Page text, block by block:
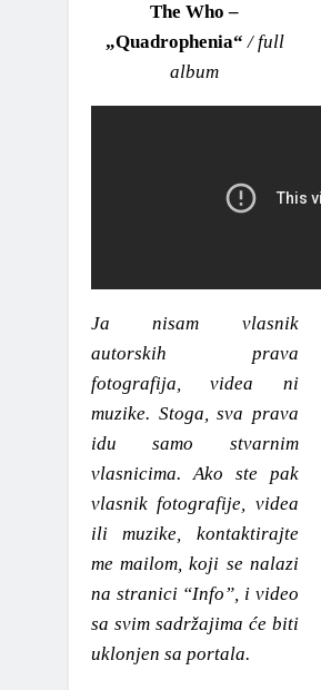
The Who –
„Quadrophenia“/ full
album
Ja nisam vlasnik
autorskih prava
fotografija, videa ni
muzike. Stoga, sva prava
idu samo stvarnim
vlasnicima. Ako ste pak
vlasnik fotografije, videa
ili muzike, kontaktirajte
me mailom, koji se nalazi
na stranici “Info”, i video
sa svim sadržajima će biti
uklonjen sa portala.